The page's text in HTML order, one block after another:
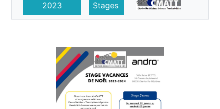
2023
Stages